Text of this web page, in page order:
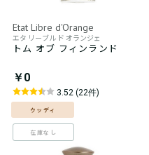
Etat Libre d'Orange
エタ リーブル ド オランジェ
トム オブ フィンランド
￥0
3.52 (22件)
ウッディ
在庫なし